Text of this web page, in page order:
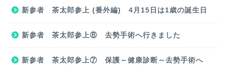
新参者 茶太郎参上 (番外編) 4月15日は1歳の誕生日
新参者 茶太郎参上⑧ 去勢手術へ行きました
新参者 茶太郎参上⑦ 保護～健康診断～去勢手術へ